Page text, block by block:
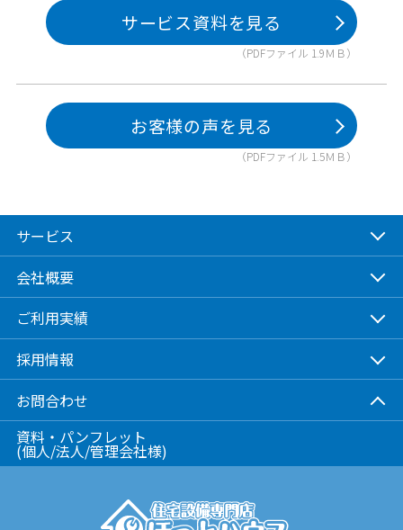
サービス資料を見る
（PDFファイル 1.9ＭＢ）
お客様の声を見る
（PDFファイル 1.5ＭＢ）
サービス
会社概要
ご利用実績
採用情報
お問合わせ
資料・パンフレット
(個人/法人/管理会社様)